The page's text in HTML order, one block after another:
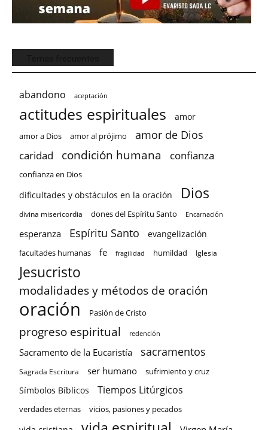
abandono aceptación
actitudes espirituales amor
amor a Dios amor al prójimo amor de Dios
caridad condición humana confianza
confianza en Dios
dificultades y obstáculos en la oración Dios
divina misericordia dones del Espíritu Santo Encarnación
esperanza Espíritu Santo evangelización
facultades humanas fe fragilidad humildad Iglesia
Jesucristo
modalidades y métodos de oración
oración Pasión de Cristo
progreso espiritual redención
Sacramento de la Eucaristía sacramentos
Sagrada Escritura ser humano sufrimiento y cruz
Símbolos Bíblicos Tiempos Litúrgicos
verdades eternas vicios, pasiones y pecados